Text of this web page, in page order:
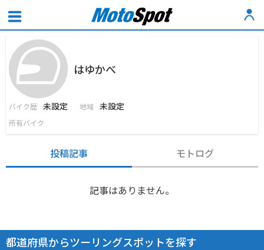
はゆかべ
バイク歴 未設定 地域 未設定
所有バイク
投稿記事 モトログ
記事はありません。
都道府県からツーリングスポットを探す